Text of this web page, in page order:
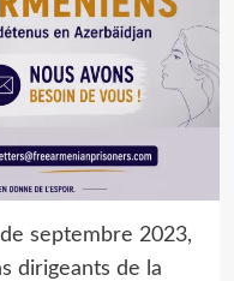
septembre 2023,
dirigeants de la